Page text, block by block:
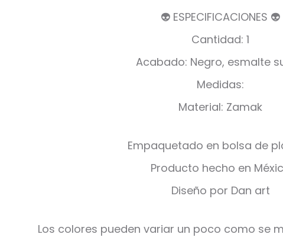
👽 ESPECIFICACIONES 👽
Cantidad: 1
Acabado: Negro, esmalte
Medidas:
Material: Zamak
Empaquetado en bolsa de
Producto hecho en
Diseño por Dan art
Los colores pueden variar un poco como se